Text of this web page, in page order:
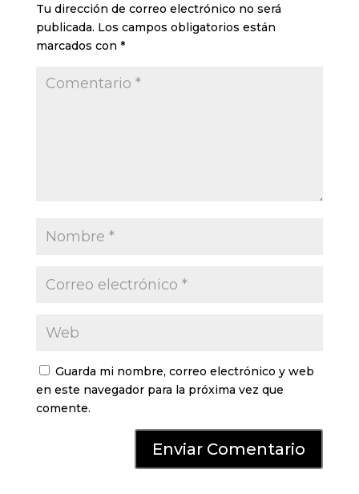
Tu dirección de correo electrónico no será
publicada. Los campos obligatorios están
marcados con *
Guarda mi nombre, correo electrónico y web
en este navegador para la próxima vez que
comente.